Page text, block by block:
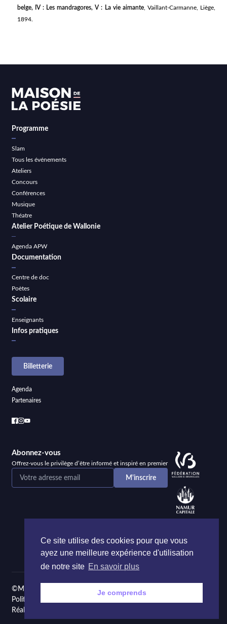
belge, IV : Les mandragores, V : La vie aimante, Vaillant-Carmanne, Liège,
1894.
Programme
Slam
Tous les événements
Ateliers
Concours
Conférences
Musique
Théatre
Atelier Poétique de Wallonie
Agenda APW
Documentation
Centre de doc
Poètes
Scolaire
Enseignants
Infos pratiques
Billetterie
Agenda
Partenaires
Abonnez-vous
Offrez-vous le privilège d’être informé et inspiré en premier
©Maison de la Poésie et de la Langue française Namur
Politique de confidentialité
Réalisé par
Ce site utilise des cookies pour que vous
ayez une meilleure expérience d'utilisation
de notre site En savoir plus
Je comprends